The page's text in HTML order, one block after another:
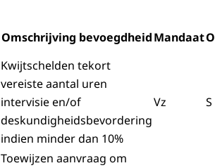
Omschrijving bevoegdheidMandaat
Kwijtschelden tekort
vereiste aantal uren
intervisie en/of
deskundigheidsbevordering
indien minder dan 10%
Vz S
Toewijzen aanvraag om